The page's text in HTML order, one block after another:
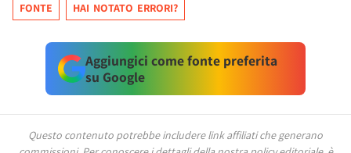
FONTE HAI NOTATO ERRORI?
Aggiungici come fonte preferita
su Google
Questo contenuto potrebbe includere link affiliati che generano